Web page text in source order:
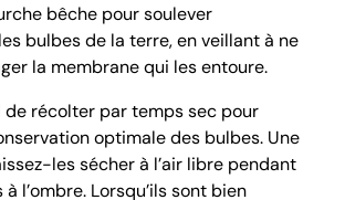
bêche pour soulever
bulbes de la terre, en veillant à ne
la membrane qui les entoure.
de récolter par temps sec pour
optimale des bulbes. Une
les sécher à l’air libre pendant
l’ombre. Lorsqu’ils sont bien